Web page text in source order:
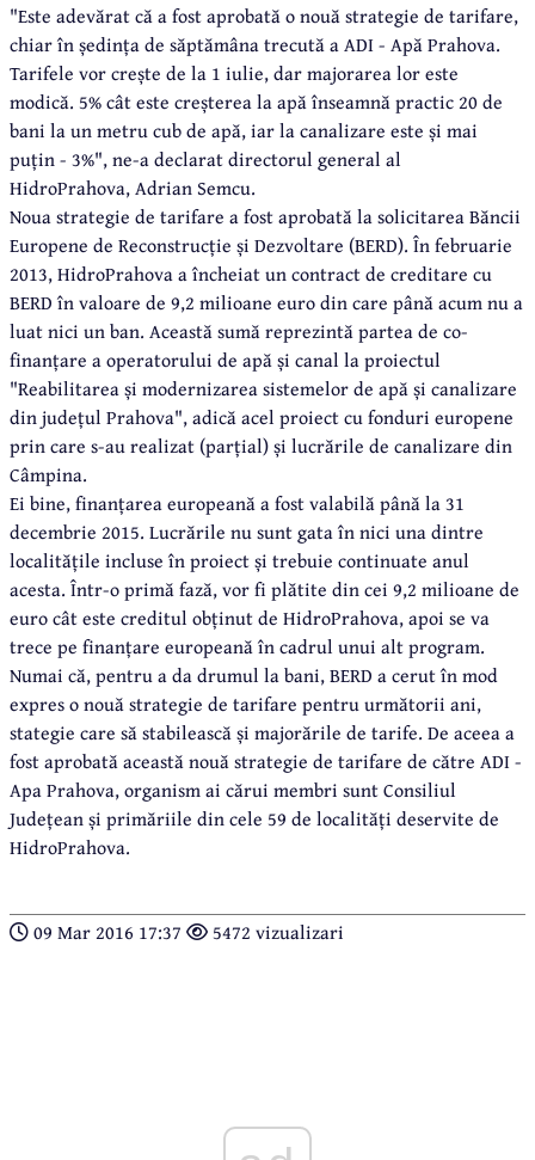
"Este adevărat că a fost aprobată o nouă strategie de tarifare,
chiar în ședința de săptămâna trecută a ADI - Apă Prahova.
Tarifele vor crește de la 1 iulie, dar majorarea lor este
modică. 5% cât este creșterea la apă înseamnă practic 20 de
bani la un metru cub de apă, iar la canalizare este și mai
puțin - 3%", ne-a declarat directorul general al
HidroPrahova, Adrian Semcu.
Noua strategie de tarifare a fost aprobată la solicitarea Băncii
Europene de Reconstrucție și Dezvoltare (BERD). În februarie
2013, HidroPrahova a încheiat un contract de creditare cu
BERD în valoare de 9,2 milioane euro din care până acum nu a
luat nici un ban. Această sumă reprezintă partea de co-
finanțare a operatorului de apă și canal la proiectul
"Reabilitarea și modernizarea sistemelor de apă și canalizare
din județul Prahova", adică acel proiect cu fonduri europene
prin care s-au realizat (parțial) și lucrările de canalizare din
Câmpina.
Ei bine, finanțarea europeană a fost valabilă până la 31
decembrie 2015. Lucrările nu sunt gata în nici una dintre
localitățile incluse în proiect și trebuie continuate anul
acesta. Într-o primă fază, vor fi plătite din cei 9,2 milioane de
euro cât este creditul obținut de HidroPrahova, apoi se va
trece pe finanțare europeană în cadrul unui alt program.
Numai că, pentru a da drumul la bani, BERD a cerut în mod
expres o nouă strategie de tarifare pentru următorii ani,
stategie care să stabilească și majorările de tarife. De aceea a
fost aprobată această nouă strategie de tarifare de către ADI -
Apa Prahova, organism ai cărui membri sunt Consiliul
Județean și primăriile din cele 59 de localități deservite de
HidroPrahova.
09 Mar 2016 17:37 5472 vizualizari